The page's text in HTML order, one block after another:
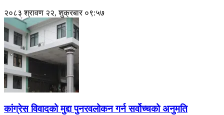
२०८३ श्रावण २२, शुक्रबार ०९:५७
कांग्रेस विवादको मुद्दा पुनरवलोकन गर्न सर्वोच्चको अनुमति